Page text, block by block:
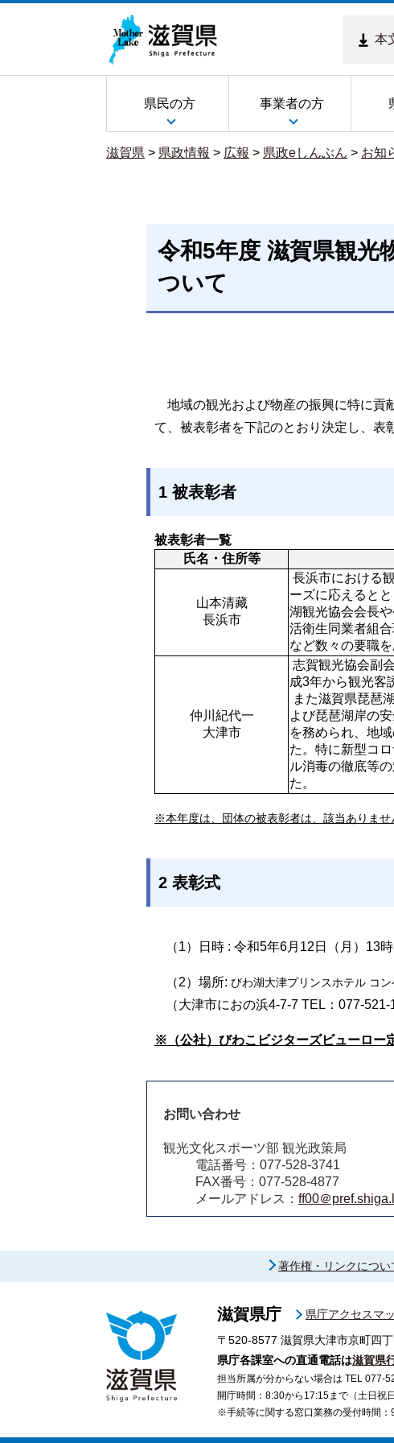
本
県民の方 事業者の方
滋賀県 > 県政情報 > 広報 > 県政eしんぶん > お知
令和5年度 滋賀県観光
ついて
地域の観光および物産の振興に特に貢
て、被表彰者を下記のとおり決定し、表
1 被表彰者
被表彰者一覧
氏名・住所等
山本清藏
長浜市
ーズに応えると
湖観光協会会長
活衛生同業者組
仲川紀代一
大津市
成3年から観光客
よび琵琶湖岸の
を務められ、地
た。特に新型コ
ル消毒の徹底等
※本年度は、団体の被表彰者は、該当ありませ
2 表彰式
（1）日時 : 令和5年6月12日（月）13
（2）場所:びわ湖大津プリンスホテル コン
（大津市におの浜4-7-7 TEL：077-521-
※（公社）びわこビジターズビューロー
お問い合わせ
観光文化スポーツ部 観光政策局
電話番号：077-528-3741
FAX番号：077-528-4877
メールアドレス： ff00＠
著作権・リンクについ
滋賀県庁
県庁アクセスマ
〒520-8577 滋賀県大津市京町四
県庁各課室への直通電話は滋賀県
担当所属が分からない場合は TEL 077-
開庁時間：8:30から17:15まで（土日祝
※手続等に関する窓口業務の受付時間：